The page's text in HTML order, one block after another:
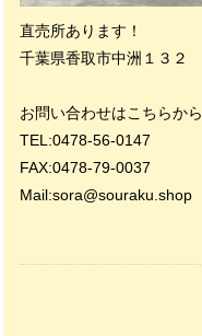
直売所あります！
千葉県香取市中洲１３２
お問い合わせはこちらから
TEL:0478-56-0147
FAX:0478-79-0037
Mail:sora@souraku.shop